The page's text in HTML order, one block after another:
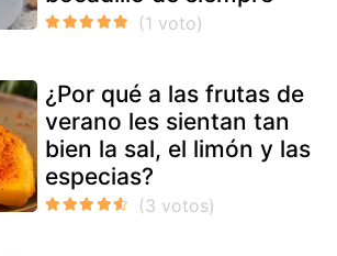
¿Por qué a las frutas de
verano les sientan tan
bien la sal, el limón y las
especias?